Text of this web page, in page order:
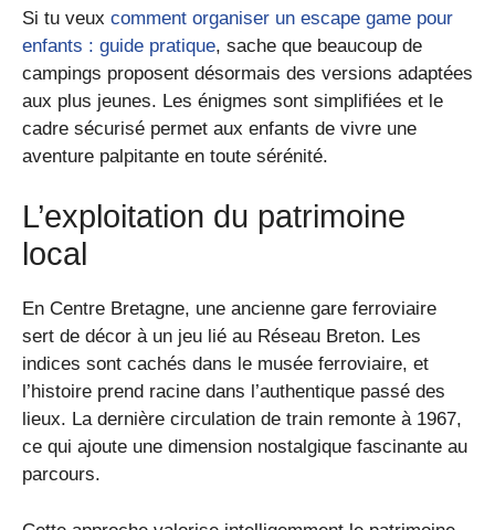
Si tu veux comment organiser un escape game pour
enfants : guide pratique, sache que beaucoup de
campings proposent désormais des versions adaptées
aux plus jeunes. Les énigmes sont simplifiées et le
cadre sécurisé permet aux enfants de vivre une
aventure palpitante en toute sérénité.
L’exploitation du patrimoine
local
En Centre Bretagne, une ancienne gare ferroviaire
sert de décor à un jeu lié au Réseau Breton. Les
indices sont cachés dans le musée ferroviaire, et
l’histoire prend racine dans l’authentique passé des
lieux. La dernière circulation de train remonte à 1967,
ce qui ajoute une dimension nostalgique fascinante au
parcours.